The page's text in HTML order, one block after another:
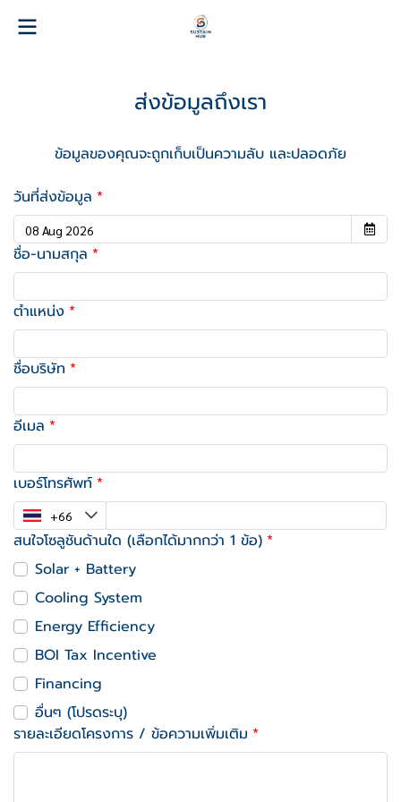
ส่งข้อมูลถึงเรา
ข้อมูลของคุณจะถูกเก็บเป็นความลับ และปลอดภัย
วันที่ส่งข้อมูล
ชื่อ-นามสกุล
ตำแหน่ง
ชื่อบริษัท
อีเมล
เบอร์โทรศัพท์
สนใจโซลูชันด้านใด (เลือกได้มากกว่า 1 ข้อ)
Solar + Battery
Cooling System
Energy Efficiency
BOI Tax Incentive
Financing
อื่นๆ (โปรดระบุ)
รายละเอียดโครงการ / ข้อความเพิ่มเติม